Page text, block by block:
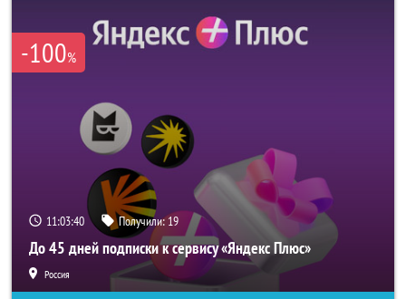
-100%
11:03:39 Получили:19
До 45 дней подписки к сервису «Яндекс Плюс»
Россия